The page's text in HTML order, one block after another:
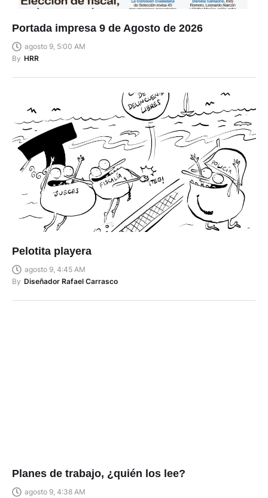
Portada impresa 9 de Agosto de 2026
agosto 9, 5:00 AM
By HRR
Pelotita playera
agosto 9, 4:45 AM
By Diseñador Rafael Carrasco
Planes de trabajo, ¿quién los lee?
agosto 9, 4:38 AM